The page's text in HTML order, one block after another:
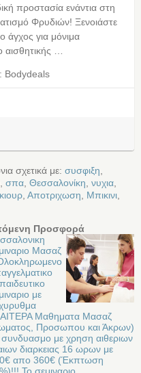
προστασία ενάντια στη
Φρυδιών! Ξενοιάστε
άγχος για μόνιμα
…
Bodydeals
σχετικά με: συσφιξη
σπα Θεσσαλονίκη νυχια
Αποτριχωση Μπικινι
Προσφορά
Μασαζ
με
Μαθηματα Μασαζ
Προσωπου και Άκρων)
με χρηση αιθεριων
διαρκειας 16 ωρων με
απο 360€ (Έκπτωση